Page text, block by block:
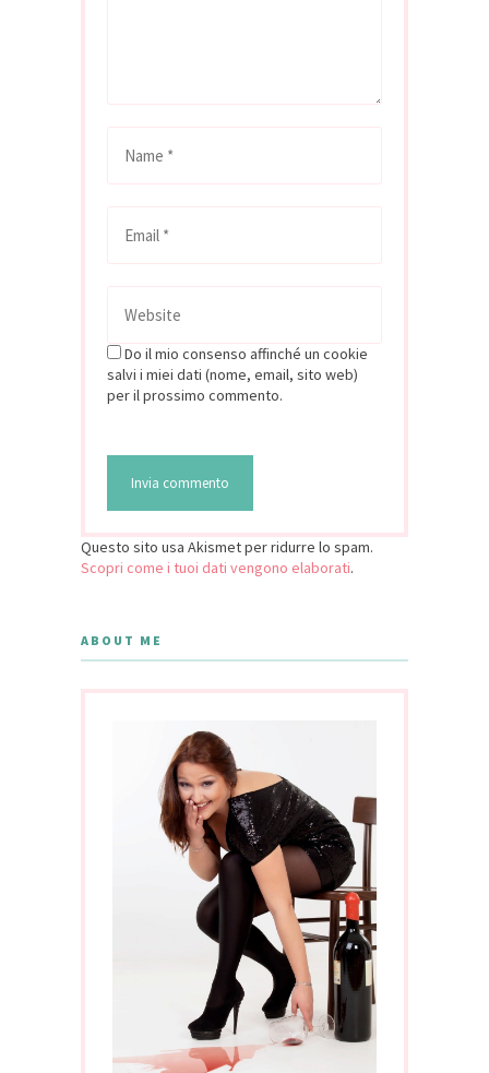
Do il mio consenso affinché un cookie
salvi i miei dati (nome, email, sito web)
per il prossimo commento.
Questo sito usa Akismet per ridurre lo spam.
Scopri come i tuoi dati vengono elaborati.
ABOUT ME